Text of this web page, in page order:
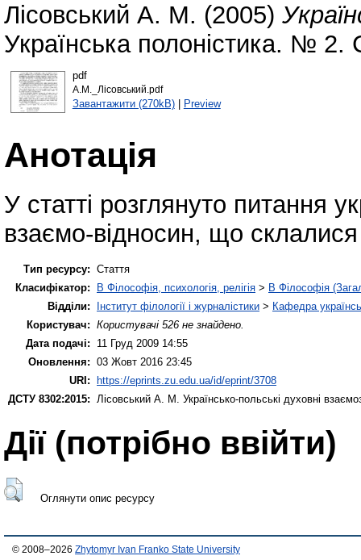
Лісовський А. М. (2005)
Українська полоністика. № 2.
pdf
А.М._Лісовський.pdf
Завантажити (270kB)| Preview
Анотація
У статті розглянуто питання
взаємо-відносин, що
Тип ресурсу: Стаття
Класифікатор:
B Філософія, психологія, релігія > B Філософія
Відділи:
Інститут філології і журналістики > Кафедра
Користувач: Користувачі 526 не знайдено.
Дата подачі:
11 Груд 2009 14:55
Оновлення: 03 Жовт 2016 23:45
URI: https://eprints.zu.edu.ua/id/eprint/3708
ДСТУ 8302:2015:
Лісовський А. М. Українсько-польські духовні
Дії ​​(потрібно ввійти)
Оглянути опис ресурсу
© 2008–2026 Zhytomyr Ivan Franko State University